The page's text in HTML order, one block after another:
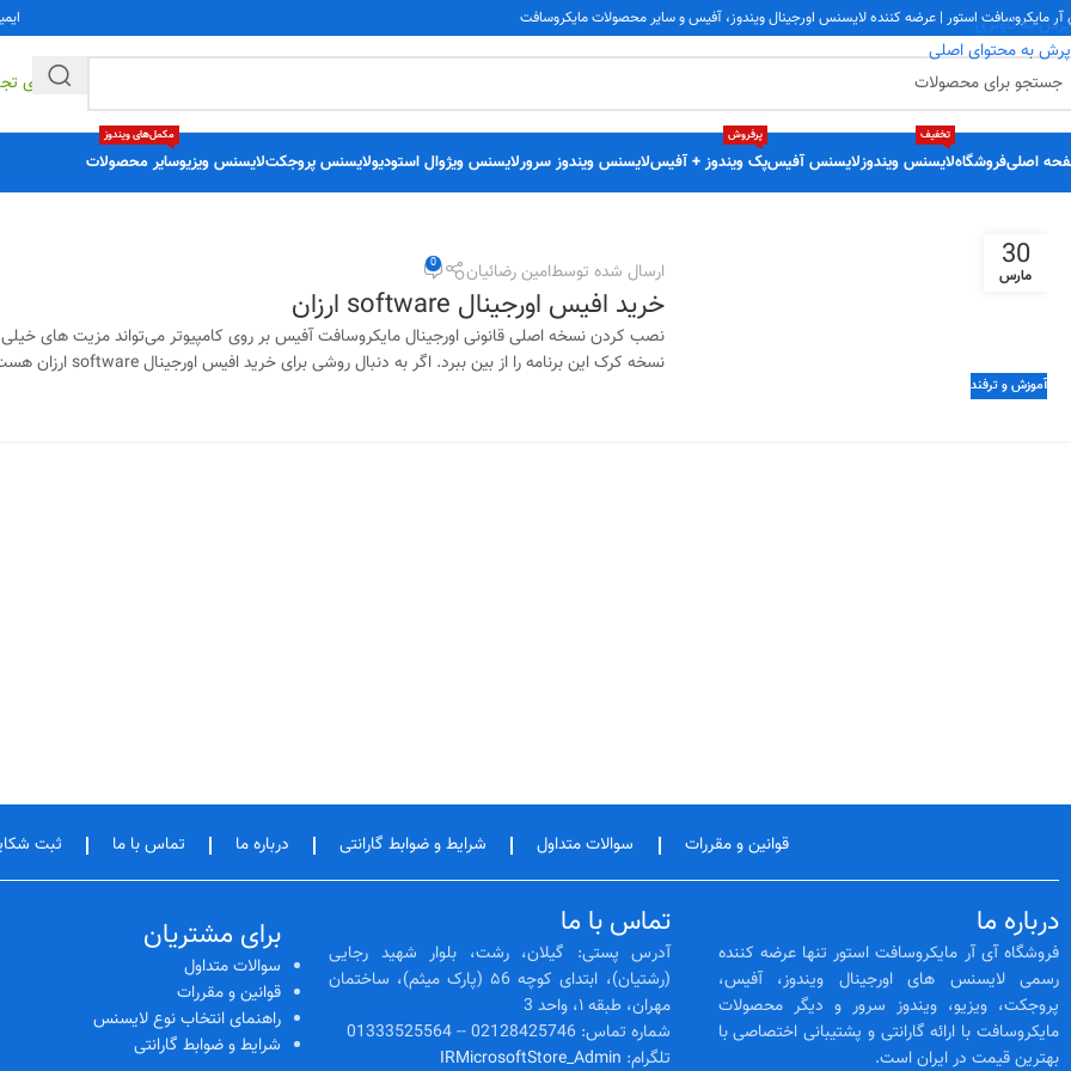
پرش به ناوبری
پرش به محتوای اصلی
آر مایکروسافت استور | عرضه کننده لایسنس اورجینال ویندوز، آفیس و سایر محصولات مایکروسافت
اصلیفروشگاهلایسنس ویندوز
تخفیف
لایسنس آفیسپک ویندوز + آفیس
پرفروش
لایسنس ویندوز سرورلایسنس ویژوال استودیولایسنس پروجکتلایسنس ویزیوسایر محصولات
مکمل‌های ویندوز
30
مارس
آموزش و ترفند
ارسال شده توسطامین رضائیان 0
خرید افیس اورجینال software ارزان
نصب کردن نسخه اصلی قانونی اورجینال مایکروسافت آفیس بر روی کامپیوتر می‌تواند مزیت ‌های
نسخه کرک این برنامه را از بین ببرد. اگر به دنبال روشی برای خرید افیس اورجینال software ارزان هست...
قوانین و مقررات سوالات متداول شرایط و ضوابط گارانتی درباره ما تماس با ما ثبت
درباره ما
فروشگاه آی آر مایکروسافت استور تنها عرضه کننده
رسمی لایسنس‌ های اورجینال ویندوز، آفیس،
پروجکت، ویزیو، ویندوز سرور و دیگر محصولات
مایکروسافت با ارائه گارانتی و پشتیبانی اختصاصی با
بهترین قیمت در ایران است.
تماس با ما
آدرس پستی: گیلان، رشت، بلوار شهید رجایی
(رشتیان)، ابتدای کوچه ۵6 (پارک میثم)، ساختمان
مهران، طبقه ۱، واحد 3
شماره تماس: 02128425746 -- 01333525564
تلگرام: IRMicrosoftStore_Admin
برای مشتریان
سوالات متداول
قوانین و مقررات
راهنمای انتخاب نوع لایسنس
شرایط و ضوابط گارانتی